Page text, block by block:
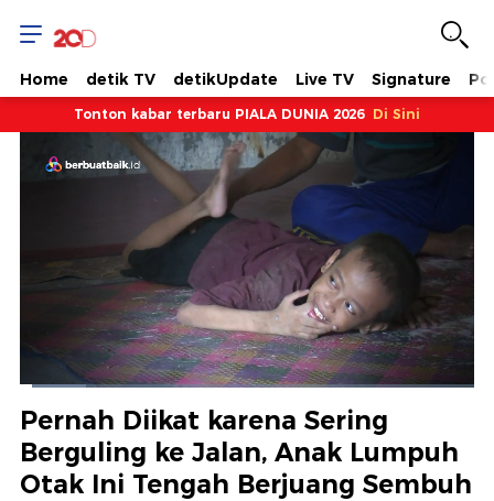
Home detik TV detikUpdate Live TV Signature
Tonton kabar terbaru PIALA DUNIA 2026 Di Sini
Suara
Hidup
Saat
ini
Dimuat:
Pernah Diikat karena Sering
Berguling ke Jalan, Anak Lumpuh
Otak Ini Tengah Berjuang Sembuh